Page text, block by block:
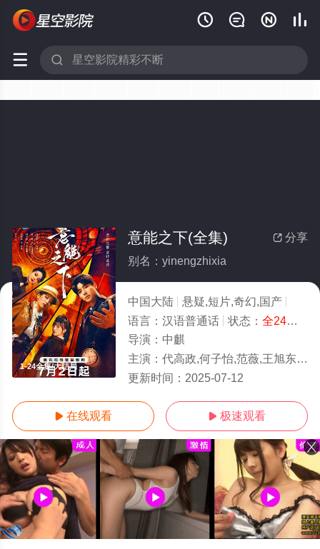
   
 
1-24全集/大结局
 分享
意能之下(全集)
别名：yinengzhixia
中国大陆 悬疑,短片,奇幻,国产
语言： 汉语普通话 状态： 全24集
导演： 中麒
主演： 代高政,何子怡,范薇,王旭东,向婧怡
更新时间： 2025-07-12
 在线观看  极速观看